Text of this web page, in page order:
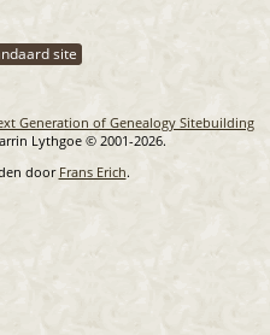
site
Generation of Genealogy Sitebuilding
Lythgoe © 2001-2026.
door Frans Erich.